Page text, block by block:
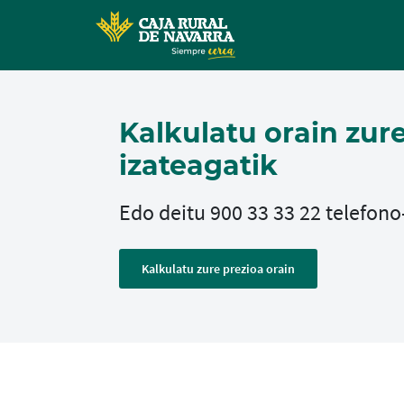
Kalkulatu orain
izateagatik
Edo deitu 900 33 33 22
Kalkulatu zure prezioa orain